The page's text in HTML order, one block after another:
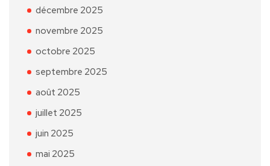
décembre 2025
novembre 2025
octobre 2025
septembre 2025
août 2025
juillet 2025
juin 2025
mai 2025